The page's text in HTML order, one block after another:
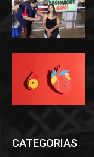
CATEGORIAS